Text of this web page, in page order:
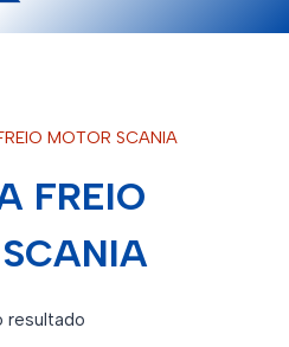
MOTOR SCANIA
FREIO
resultado